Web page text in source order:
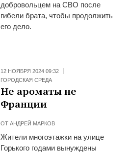
добровольцем на СВО после
гибели брата, чтобы продолжить
его дело.
12 НОЯБРЯ 2024 09:32
ГОРОДСКАЯ СРЕДА
Не ароматы не
Франции
ОТАНДРЕЙ МАРКОВ
Жители многоэтажки на улице
Горького годами вынуждены